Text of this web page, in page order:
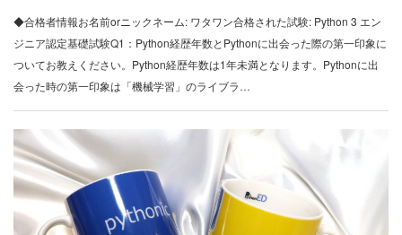
◆合格者情報お名前orニックネーム: ワタワン合格された試験: Python 3 エン
ジニア認定基礎試験Q1：Python経歴年数とPythonに出会った際の第一印象に
ついてお教えください。Python経歴年数は1年未満となります。Pythonに出
会った時の第一印象は「機械学習」のライブラ…